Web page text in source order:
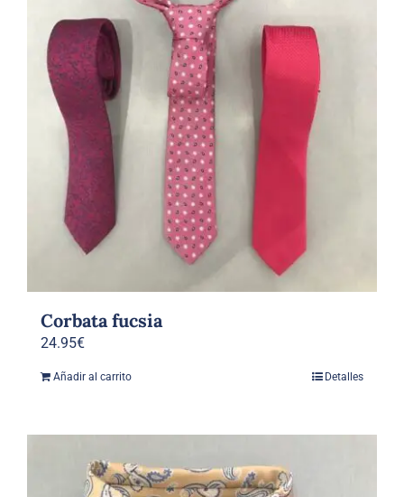
Corbata fucsia
24.95€
Añadir al carrito Detalles